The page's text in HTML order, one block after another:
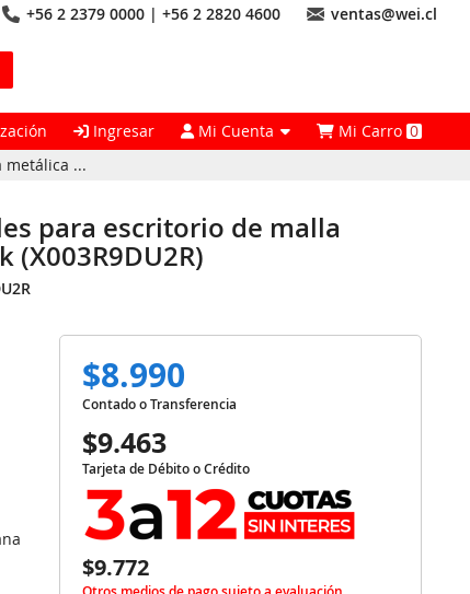
+56 2 2379 0000 | +56 2 2820 4600 ventas@wei.cl
Ingresar Mi Cuenta Mi Carro0
metálica ...
para escritorio de malla
(X003R9DU2R)
$8.990
Contado o Transferencia
$9.463
Tarjeta de Débito o Crédito
$9.772